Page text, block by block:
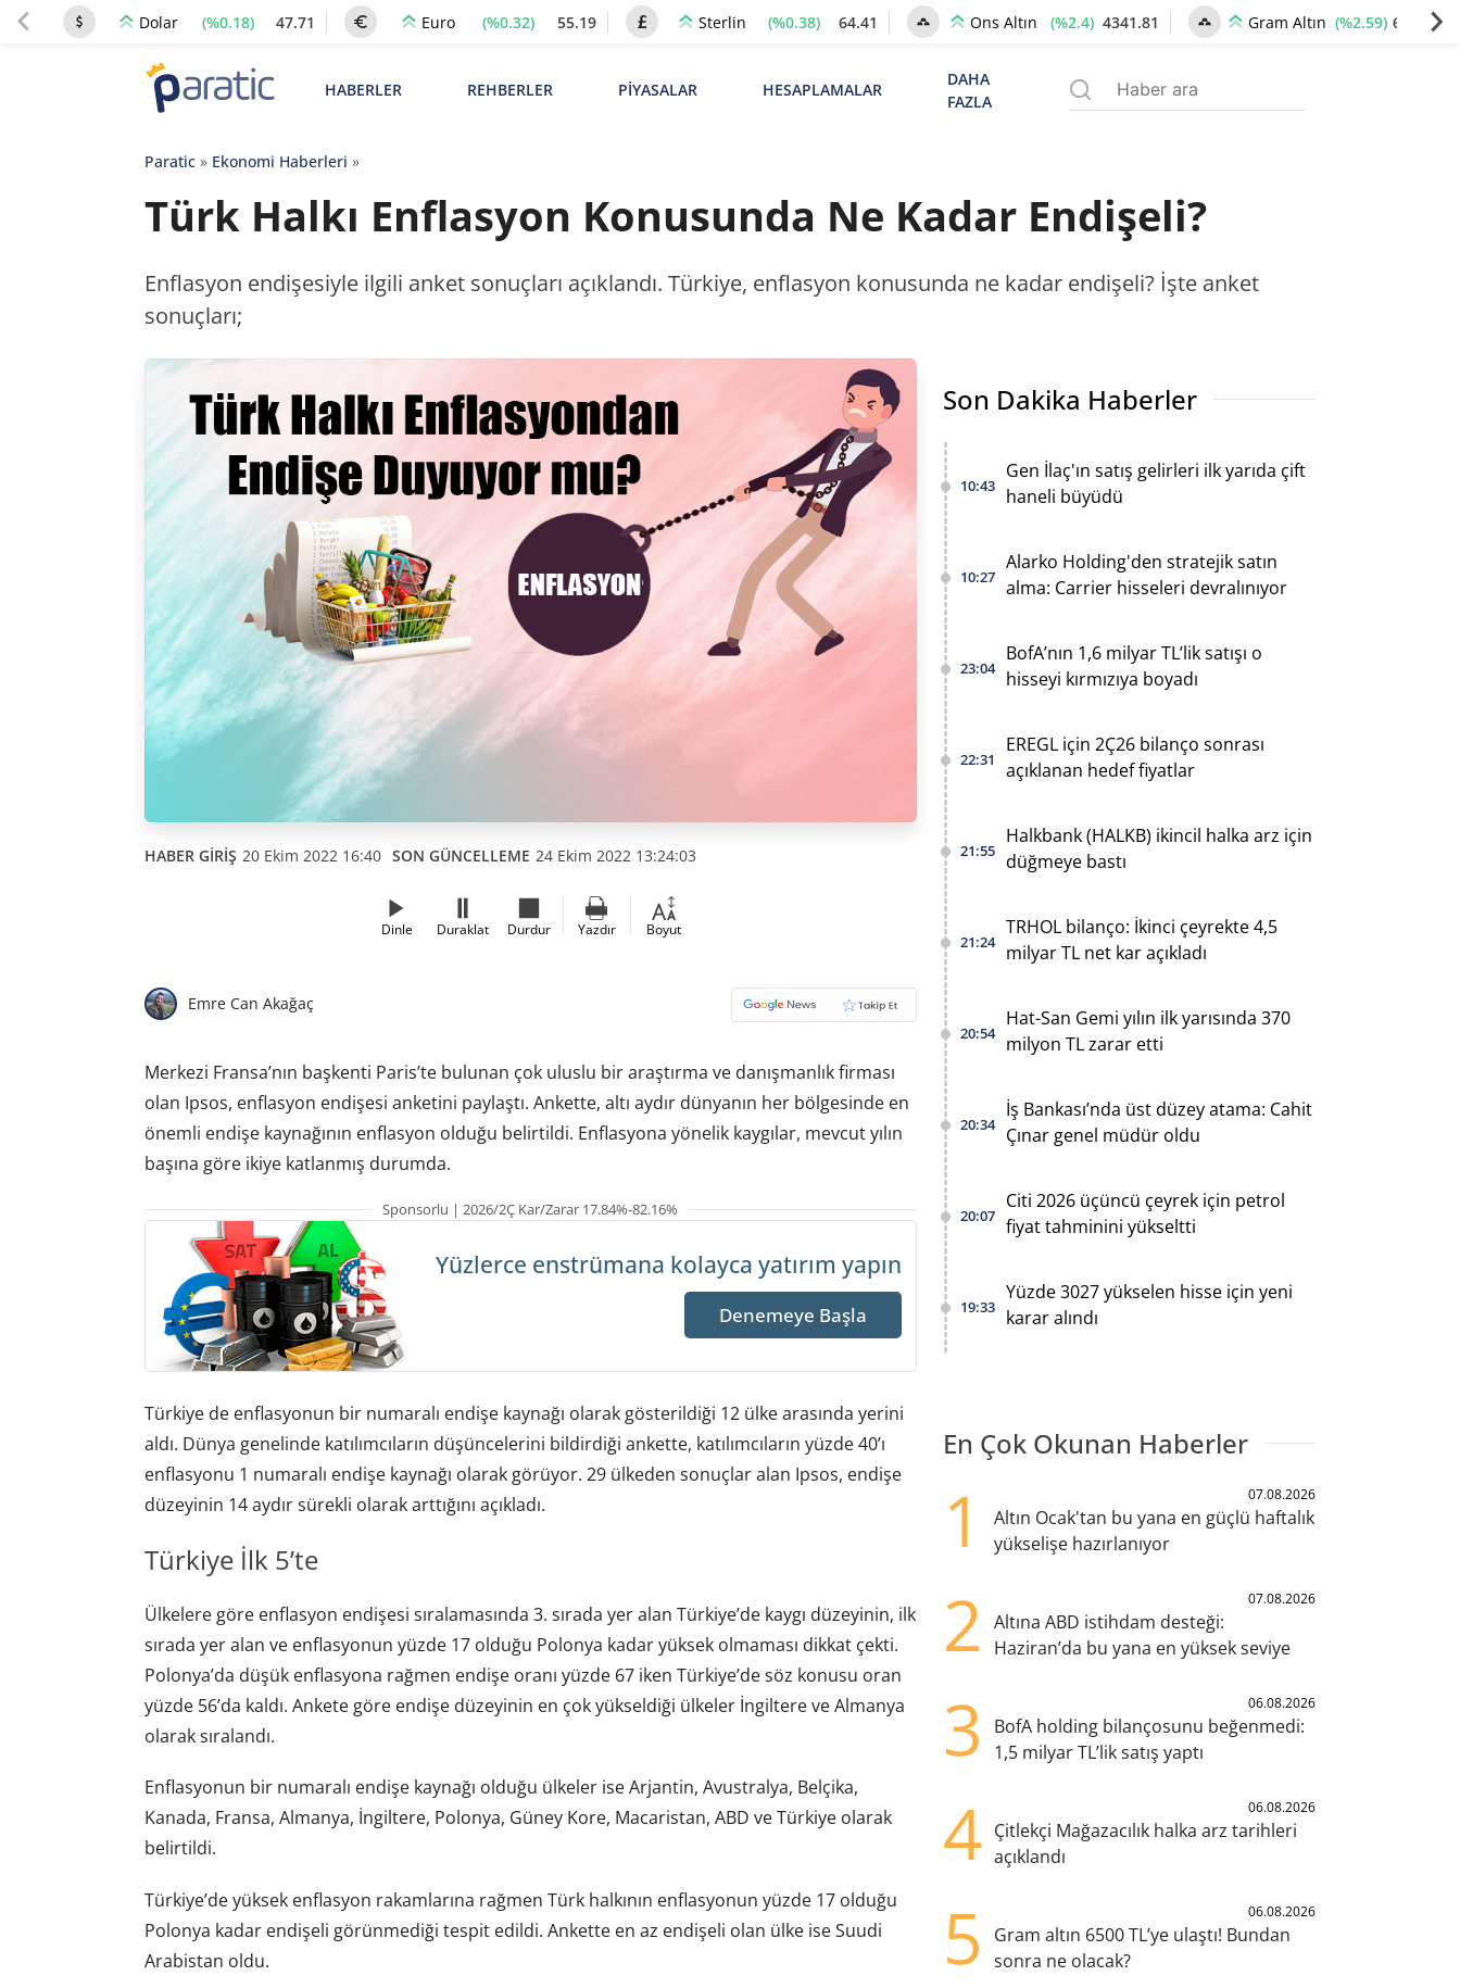
Dolar (%0.18) 47.71 Euro (%0.32) 55.19 Sterlin (%0.38) 64.41 Ons Altın (%2.4) 4341.81 Gram Altın (%2.59) 6660.55
HABERLER REHBERLER PİYASALAR HESAPLAMALAR
DAHA
FAZLA
Paratic» Ekonomi Haberleri »
Türk Halkı Enflasyon Konusunda Ne Kadar Endişeli?
Enflasyon endişesiyle ilgili anket sonuçları açıklandı. Türkiye, enflasyon konusunda ne kadar endişeli? İşte anket
sonuçları;
HABER GİRİŞ 20 Ekim 2022 16:40 SON GÜNCELLEME 24 Ekim 2022 13:24:03
Dinle Duraklat Durdur Yazdır Boyut
Emre Can Akağaç
Merkezi Fransa’nın başkenti Paris’te bulunan çok uluslu bir araştırma ve danışmanlık firması
olan Ipsos, enflasyon endişesi anketini paylaştı. Ankette, altı aydır dünyanın her bölgesinde en
önemli endişe kaynağının enflasyon olduğu belirtildi. Enflasyona yönelik kaygılar, mevcut yılın
başına göre ikiye katlanmış durumda.
Sponsorlu | 2026/2Ç Kar/Zarar 17.84%-82.16%
Yüzlerce enstrümana kolayca yatırım yapın
Denemeye Başla
Türkiye de enflasyonun bir numaralı endişe kaynağı olarak gösterildiği 12 ülke arasında yerini
aldı. Dünya genelinde katılımcıların düşüncelerini bildirdiği ankette, katılımcıların yüzde 40’ı
enflasyonu 1 numaralı endişe kaynağı olarak görüyor. 29 ülkeden sonuçlar alan Ipsos, endişe
düzeyinin 14 aydır sürekli olarak arttığını açıkladı.
Türkiye İlk 5’te
Ülkelere göre enflasyon endişesi sıralamasında 3. sırada yer alan Türkiye’de kaygı düzeyinin, ilk
sırada yer alan ve enflasyonun yüzde 17 olduğu Polonya kadar yüksek olmaması dikkat çekti.
Polonya’da düşük enflasyona rağmen endişe oranı yüzde 67 iken Türkiye’de söz konusu oran
yüzde 56’da kaldı. Ankete göre endişe düzeyinin en çok yükseldiği ülkeler İngiltere ve Almanya
olarak sıralandı.
Enflasyonun bir numaralı endişe kaynağı olduğu ülkeler ise Arjantin, Avustralya, Belçika,
Kanada, Fransa, Almanya, İngiltere, Polonya, Güney Kore, Macaristan, ABD ve Türkiye olarak
belirtildi.
Türkiye’de yüksek enflasyon rakamlarına rağmen Türk halkının enflasyonun yüzde 17 olduğu
Polonya kadar endişeli görünmediği tespit edildi. Ankette en az endişeli olan ülke ise Suudi
Arabistan oldu.
Son Dakika Haberler
10:43
Gen İlaç'ın satış gelirleri ilk yarıda çift
haneli büyüdü
10:27
Alarko Holding'den stratejik satın
alma: Carrier hisseleri devralınıyor
23:04
BofA’nın 1,6 milyar TL’lik satışı o
hisseyi kırmızıya boyadı
22:31
EREGL için 2Ç26 bilanço sonrası
açıklanan hedef fiyatlar
21:55
Halkbank (HALKB) ikincil halka arz için
düğmeye bastı
21:24
TRHOL bilanço: İkinci çeyrekte 4,5
milyar TL net kar açıkladı
20:54
Hat-San Gemi yılın ilk yarısında 370
milyon TL zarar etti
20:34
İş Bankası’nda üst düzey atama: Cahit
Çınar genel müdür oldu
20:07
Citi 2026 üçüncü çeyrek için petrol
fiyat tahminini yükseltti
19:33
Yüzde 3027 yükselen hisse için yeni
karar alındı
En Çok Okunan Haberler
1 07.08.2026
Altın Ocak'tan bu yana en güçlü haftalık
yükselişe hazırlanıyor
2 07.08.2026
Altına ABD istihdam desteği:
Haziran’da bu yana en yüksek seviye
3 06.08.2026
BofA holding bilançosunu beğenmedi:
1,5 milyar TL’lik satış yaptı
4 06.08.2026
Çitlekçi Mağazacılık halka arz tarihleri
açıklandı
5 06.08.2026
Gram altın 6500 TL’ye ulaştı! Bundan
sonra ne olacak?